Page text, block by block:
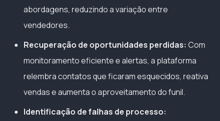
abordagens, reduzindo a variação entre
vendedores.
Recuperação de oportunidades perdidas: Com
monitoramento eficiente e alertas, a plataforma
relembra contatos que ficaram esquecidos, reativa
vendas e aumenta o aproveitamento do funil.
Identificação de falhas de processo: